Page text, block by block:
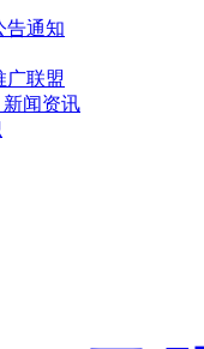
告通知
广联盟
新闻资讯